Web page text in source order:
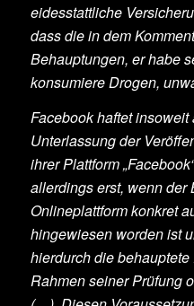
eidesstattliche
dass die in dem
Behauptungen, er habe
konsumiere Drogen,
Facebook haftet insoweit
Unterlassung der
ihrer Plattform
allerdings erst, wenn der
Onlineplattform konkret
hingewiesen worden ist
hierdurch die
Rahmen seiner Prüfung